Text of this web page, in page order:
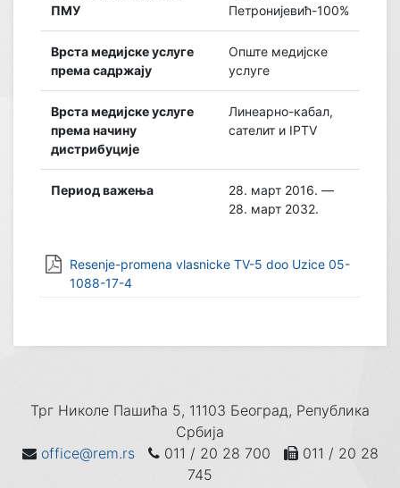
ПМУ
Петронијевић-100%
Врста медијске услуге
према садржају
Опште медијске
услуге
Врста медијске услуге
према начину
дистрибуције
Линеарно-кабал,
сателит и IPTV
Период важења
28. март 2016. —
28. март 2032.
Resenje-promena vlasnicke TV-5 doo Uzice 05-
1088-17-4
Трг Николе Пашића 5, 11103 Београд, Република
Србија
office@rem.rs
011 / 20 28 700
011 / 20 28
745